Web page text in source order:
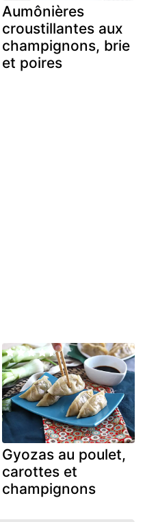
Aumônières
croustillantes aux
champignons, brie
et poires
Gyozas au poulet,
carottes et
champignons